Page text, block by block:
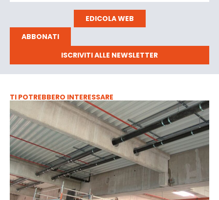
EDICOLA WEB
ABBONATI
ISCRIVITI ALLE NEWSLETTER
TI POTREBBERO INTERESSARE